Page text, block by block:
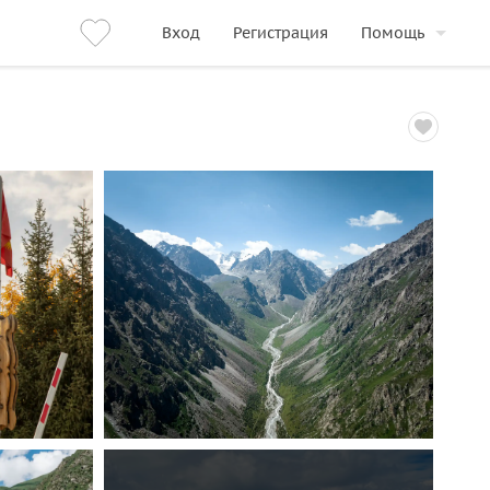
Вход Регистрация Помощь